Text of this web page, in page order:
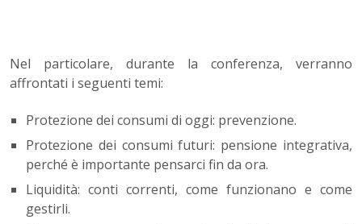
Nel particolare, durante la conferenza, verranno
affrontati i seguenti temi:
Protezione dei consumi di oggi: prevenzione.
Protezione dei consumi futuri: pensione integrativa,
perché è importante pensarci fin da ora.
Liquidità: conti correnti, come funzionano e come
gestirli.